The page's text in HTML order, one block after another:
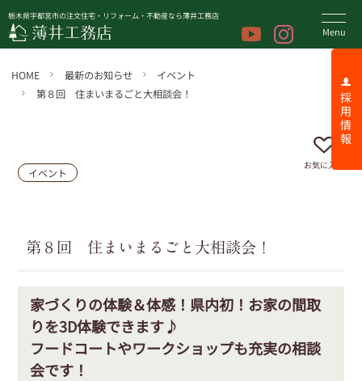
栃木県宇都宮市の注文住宅・リフォーム・不動産なら薄井工務店
採 用 情 報
HOME 最新のお知らせ
イベント
第８回 住まいまるごと大相談会！
お気に入り
イベント
第８回 住まいまるごと大相談会！
家づくりの体験＆体感！県内初！お家の間取
りを3D体験できます♪
フードコートやワークショップも充実の相談
会です！